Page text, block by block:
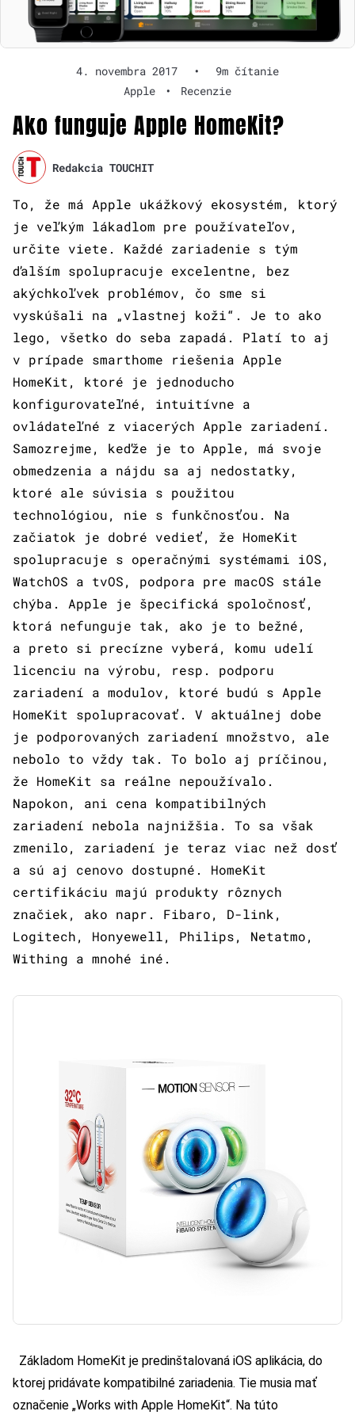
4. novembra 2017 •
9m čítanie
Apple
• Recenzie
Ako funguje Apple HomeKit?
Redakcia TOUCHIT
To, že má Apple ukážkový ekosystém, ktorý
je veľkým lákadlom pre používateľov,
určite viete. Každé zariadenie s tým
ďalším spolupracuje excelentne, bez
akýchkoľvek problémov, čo sme si
vyskúšali na „vlastnej koži“. Je to ako
lego, všetko do seba zapadá. Platí to aj
v prípade smarthome riešenia Apple
HomeKit, ktoré je jednoducho
konfigurovateľné, intuitívne a
ovládateľné z viacerých Apple zariadení.
Samozrejme, keďže je to Apple, má svoje
obmedzenia a nájdu sa aj nedostatky,
ktoré ale súvisia s použitou
technológiou, nie s funkčnosťou. Na
začiatok je dobré vedieť, že HomeKit
spolupracuje s operačnými systémami iOS,
WatchOS a tvOS, podpora pre macOS stále
chýba. Apple je špecifická spoločnosť,
ktorá nefunguje tak, ako je to bežné,
a preto si precízne vyberá, komu udelí
licenciu na výrobu, resp. podporu
zariadení a modulov, ktoré budú s Apple
HomeKit spolupracovať. V aktuálnej dobe
je podporovaných zariadení množstvo, ale
nebolo to vždy tak. To bolo aj príčinou,
že HomeKit sa reálne nepoužívalo.
Napokon, ani cena kompatibilných
zariadení nebola najnižšia. To sa však
zmenilo, zariadení je teraz viac než dosť
a sú aj cenovo dostupné. HomeKit
certifikáciu majú produkty rôznych
značiek, ako napr. Fibaro, D-link,
Logitech, Honyewell, Philips, Netatmo,
Withing a mnohé iné.
Základom HomeKit je predinštalovaná iOS aplikácia, do
ktorej pridávate kompatibilné zariadenia. Tie musia mať
označenie „Works with Apple HomeKit“. Na túto